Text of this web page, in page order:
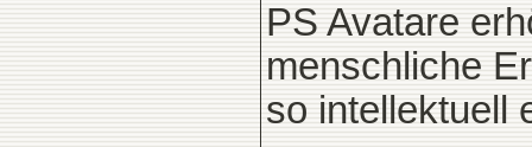
PS Avatare
menschliche
so intellektuell